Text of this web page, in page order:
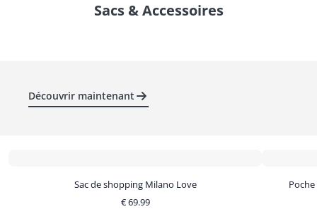
Sacs & Accessoires
Découvrir maintenant
Sac de shopping Milano Love
€69.99